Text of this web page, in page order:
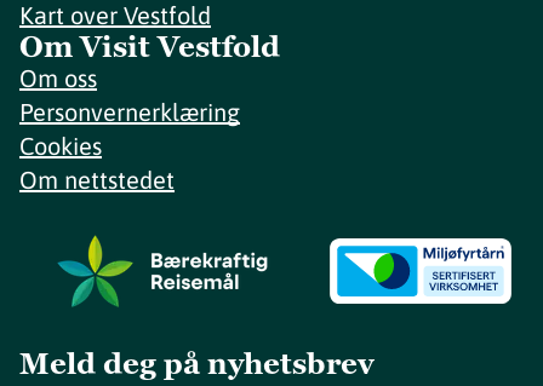
Kart over Vestfold
Om Visit Vestfold
Om oss
Personvernerklæring
Cookies
Om nettstedet
Meld deg på nyhetsbrev